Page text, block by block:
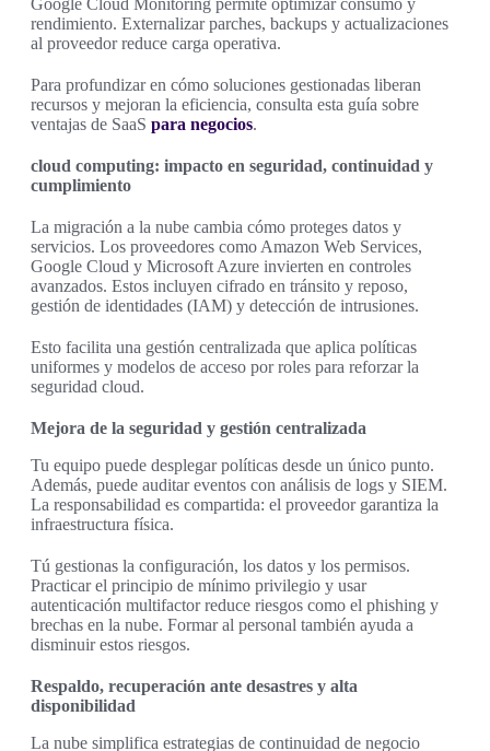
Google Cloud Monitoring permite optimizar consumo y
rendimiento. Externalizar parches, backups y actualizaciones
al proveedor reduce carga operativa.
Para profundizar en cómo soluciones gestionadas liberan
recursos y mejoran la eficiencia, consulta esta guía sobre
ventajas de SaaS para negocios.
cloud computing: impacto en seguridad, continuidad y
cumplimiento
La migración a la nube cambia cómo proteges datos y
servicios. Los proveedores como Amazon Web Services,
Google Cloud y Microsoft Azure invierten en controles
avanzados. Estos incluyen cifrado en tránsito y reposo,
gestión de identidades (IAM) y detección de intrusiones.
Esto facilita una gestión centralizada que aplica políticas
uniformes y modelos de acceso por roles para reforzar la
seguridad cloud.
Mejora de la seguridad y gestión centralizada
Tu equipo puede desplegar políticas desde un único punto.
Además, puede auditar eventos con análisis de logs y SIEM.
La responsabilidad es compartida: el proveedor garantiza la
infraestructura física.
Tú gestionas la configuración, los datos y los permisos.
Practicar el principio de mínimo privilegio y usar
autenticación multifactor reduce riesgos como el phishing y
brechas en la nube. Formar al personal también ayuda a
disminuir estos riesgos.
Respaldo, recuperación ante desastres y alta
disponibilidad
La nube simplifica estrategias de continuidad de negocio